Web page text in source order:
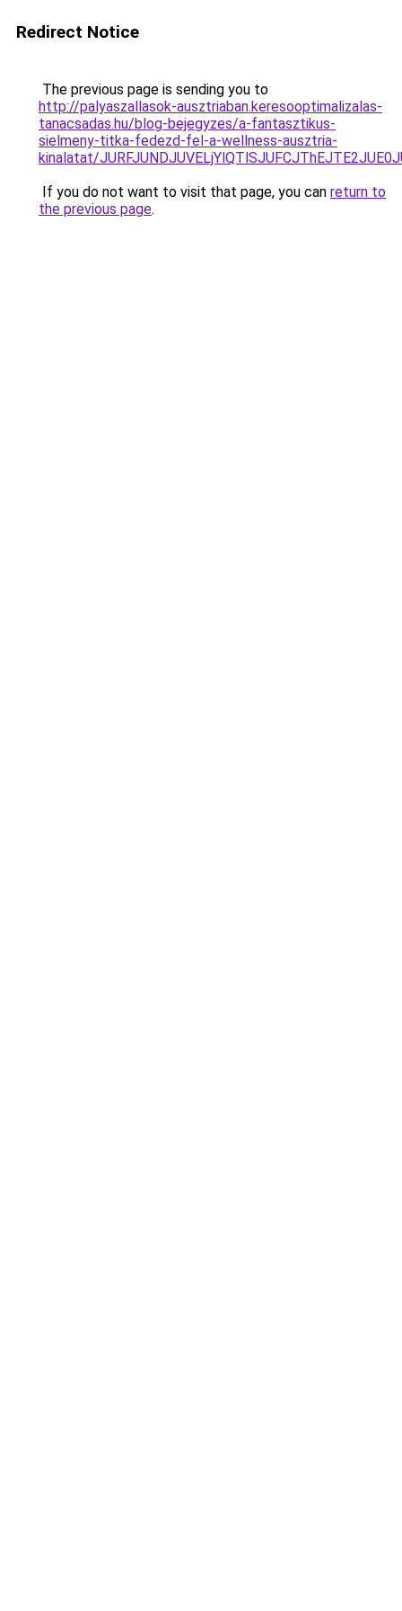
Redirect Notice
The previous page is sending you to
http://palyaszallasok-ausztriaban.keresooptimalizalas-
tanacsadas.hu/blog-bejegyzes/a-fantasztikus-
sielmeny-titka-fedezd-fel-a-wellness-ausztria-
kinalatat/
If you do not want to visit that page, you can return to
the previous page.